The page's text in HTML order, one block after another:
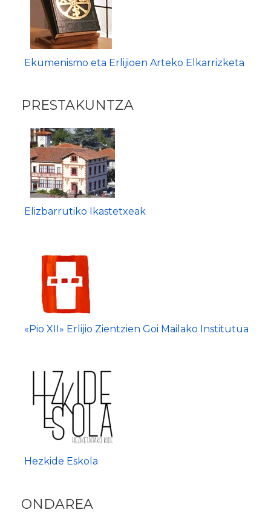
Ekumenismo eta Erlijioen Arteko Elkarrizketa
PRESTAKUNTZA
Elizbarrutiko Ikastetxeak
«Pio XII» Erlijio Zientzien Goi Mailako Institutua
Hezkide Eskola
ONDAREA